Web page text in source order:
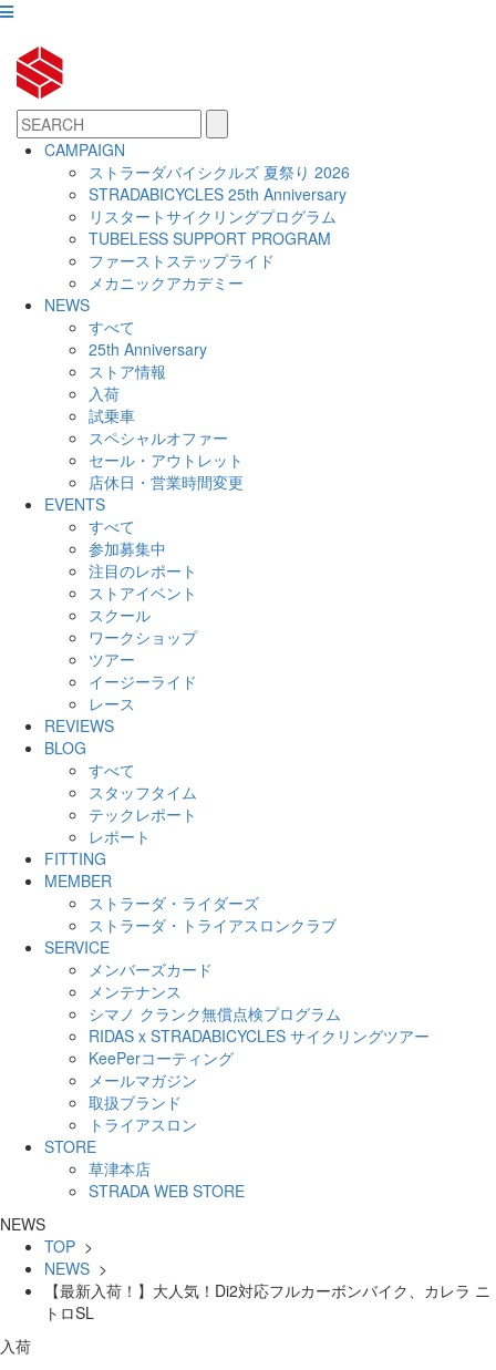
CAMPAIGN
ストラーダバイシクルズ 夏祭り 2026
STRADABICYCLES 25th Anniversary
リスタートサイクリングプログラム
TUBELESS SUPPORT PROGRAM
ファーストステップライド
メカニックアカデミー
NEWS
すべて
25th Anniversary
ストア情報
入荷
試乗車
スペシャルオファー
セール・アウトレット
店休日・営業時間変更
EVENTS
すべて
参加募集中
注目のレポート
ストアイベント
スクール
ワークショップ
ツアー
イージーライド
レース
REVIEWS
BLOG
すべて
スタッフタイム
テックレポート
レポート
FITTING
MEMBER
ストラーダ・ライダーズ
ストラーダ・トライアスロンクラブ
SERVICE
メンバーズカード
メンテナンス
シマノ クランク無償点検プログラム
RIDAS x STRADABICYCLES サイクリングツアー
KeePerコーティング
メールマガジン
取扱ブランド
トライアスロン
STORE
草津本店
STRADA WEB STORE
NEWS
TOP >
NEWS >
【最新入荷！】大人気！Di2対応フルカーボンバイク、カレラ ニ
トロSL
入荷